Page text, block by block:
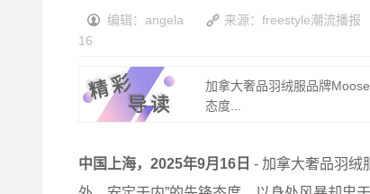
编辑：angela 来源：freestyle潮流播报
16
加拿大奢品羽绒服品牌
态度...
中国上海， 2025年9月 16 日 - 加拿大奢品羽绒